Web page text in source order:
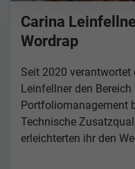
Carina
Wordrap
Seit 2020
Leinfellner den
Portfoliomanagement
Technische
erleichterten ihr den